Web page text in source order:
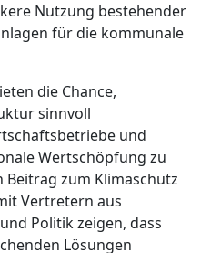
Nutzung bestehender
für die kommunale
die Chance,
sinnvoll
und
Wertschöpfung zu
zum Klimaschutz
Vertretern aus
Politik zeigen, dass
Lösungen